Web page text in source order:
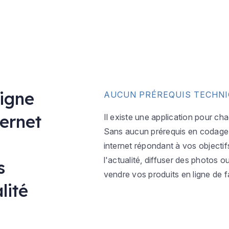
AUCUN PRÉREQUIS
Il existe une application pour
Sans aucun prérequis en
internet répondant à vos
l'actualité, diffuser des photos
vendre vos produits en ligne de